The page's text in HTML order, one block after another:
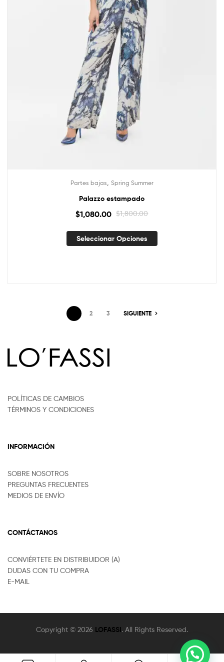
Partes bajas Spring Summer
Palazzo estampado
$1,800.00
$1,080.00
Seleccionar Opciones
2 3 SIGUIENTE
POLÍTICAS DE CAMBIOS
TÉRMINOS Y CONDICIONES
INFORMACIÓN
SOBRE NOSOTROS
PREGUNTAS FRECUENTES
MEDIOS DE ENVÍO
CONTÁCTANOS
CONVIÉRTETE EN DISTRIBUIDOR (A)
DUDAS CON TU COMPRA
E-MAIL
Copyright © 2026 LOFASSI. All Rights Reserved.